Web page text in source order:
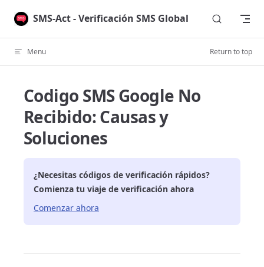
Skip to content
SMS-Act - Verificación SMS Global
Menu Return to top
Codigo SMS Google No
Recibido: Causas y
Soluciones
¿Necesitas códigos de verificación rápidos?
Comienza tu viaje de verificación ahora
Comenzar ahora